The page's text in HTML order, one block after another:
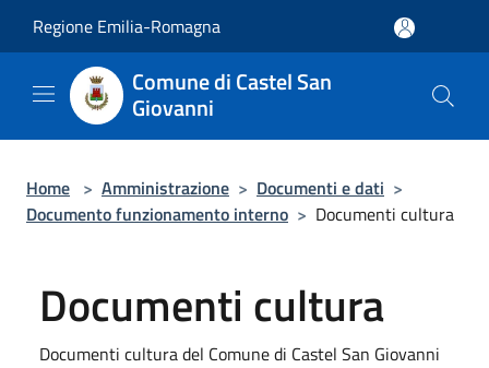
Regione Emilia-Romagna
Comune di Castel San
Giovanni
Home > Amministrazione > Documenti e dati >
Documento funzionamento interno > Documenti cultura
Documenti cultura
Documenti cultura del Comune di Castel San Giovanni